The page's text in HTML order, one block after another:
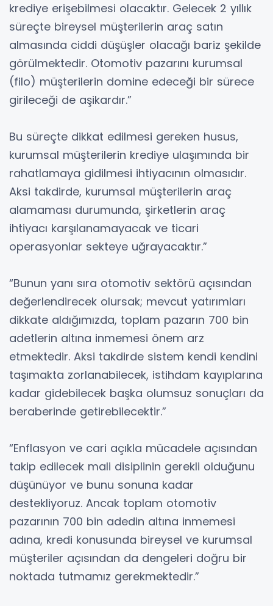
krediye erişebilmesi olacaktır. Gelecek 2 yıllık
süreçte bireysel müşterilerin araç satın
almasında ciddi düşüşler olacağı bariz şekilde
görülmektedir. Otomotiv pazarını kurumsal
(filo) müşterilerin domine edeceği bir sürece
girileceği de aşikardır.”
Bu süreçte dikkat edilmesi gereken husus,
kurumsal müşterilerin krediye ulaşımında bir
rahatlamaya gidilmesi ihtiyacının olmasıdır.
Aksi takdirde, kurumsal müşterilerin araç
alamaması durumunda, şirketlerin araç
ihtiyacı karşılanamayacak ve ticari
operasyonlar sekteye uğrayacaktır.”
“Bunun yanı sıra otomotiv sektörü açısından
değerlendirecek olursak; mevcut yatırımları
dikkate aldığımızda, toplam pazarın 700 bin
adetlerin altına inmemesi önem arz
etmektedir. Aksi takdirde sistem kendi kendini
taşımakta zorlanabilecek, istihdam kayıplarına
kadar gidebilecek başka olumsuz sonuçları da
beraberinde getirebilecektir.”
“Enflasyon ve cari açıkla mücadele açısından
takip edilecek mali disiplinin gerekli olduğunu
düşünüyor ve bunu sonuna kadar
destekliyoruz. Ancak toplam otomotiv
pazarının 700 bin adedin altına inmemesi
adına, kredi konusunda bireysel ve kurumsal
müşteriler açısından da dengeleri doğru bir
noktada tutmamız gerekmektedir.”